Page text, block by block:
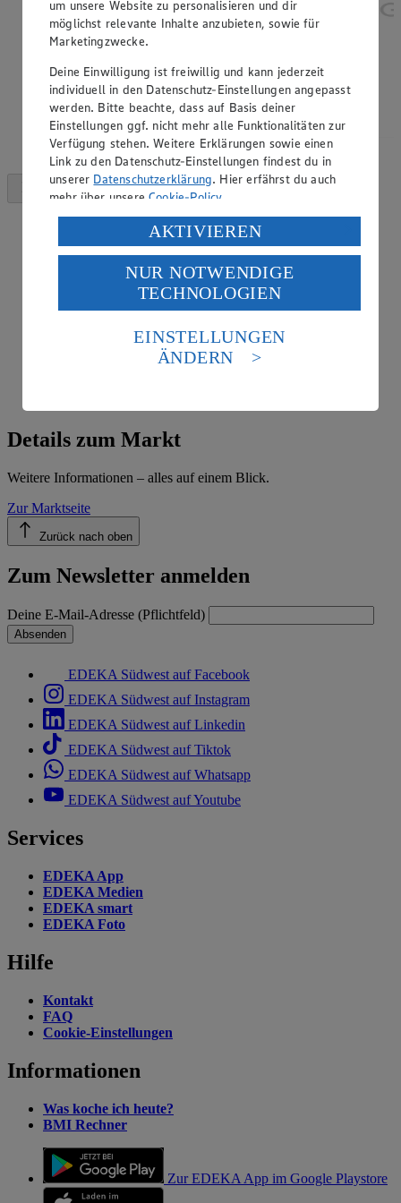
Details zum Markt
Weitere Informationen – alles auf einem Blick.
Zur Marktseite
Zurück nach oben
Zum Newsletter anmelden
Deine E-Mail-Adresse (Pflichtfeld)
Absenden
EDEKA Südwest auf Facebook
EDEKA Südwest auf Instagram
EDEKA Südwest auf Linkedin
EDEKA Südwest auf Tiktok
EDEKA Südwest auf Whatsapp
EDEKA Südwest auf Youtube
Services
EDEKA App
EDEKA Medien
EDEKA smart
EDEKA Foto
Hilfe
Kontakt
FAQ
Cookie-Einstellungen
Informationen
Was koche ich heute?
BMI Rechner
Zur EDEKA App im Google Playstore
um unsere Website zu personalisieren und dir
möglichst relevante Inhalte anzubieten, sowie für
Marketingzwecke.
Deine Einwilligung ist freiwillig und kann jederzeit
individuell in den Datenschutz-Einstellungen angepasst
werden. Bitte beachte, dass auf Basis deiner
Einstellungen ggf. nicht mehr alle Funktionalitäten zur
Verfügung stehen. Weitere Erklärungen sowie einen
Link zu den Datenschutz-Einstellungen findest du in
unserer Datenschutzerklärung. Hier erfährst du auch
mehr über unsereCookie-Policy.
Verarbeitung deiner personenbezogenen Daten in den
USA durch Facebook und YouTube:
Wenn du auf „Aktivieren“ klickst, willigst du im Sinne
des Art. 49 Abs. 1 Satz 1 lit. a) DSGVO ein, dass deine
Daten in den USA verarbeitet werden. Der EuGH sieht
die USA als Land mit einem nach europäischen
Standards nicht angemessenen Datenschutzniveau an.
Es besteht das Risiko eines Zugriffs durch US-
Informationen zum Herausgeber der Seite findest du
im
Impressum
AKTIVIEREN
NUR NOTWENDIGE
TECHNOLOGIEN
EINSTELLUNGEN
ÄNDERN